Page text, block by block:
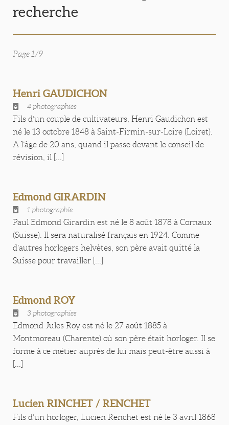
recherche
Page 1/9
Henri GAUDICHON
4 photographies
Fils d’un couple de cultivateurs, Henri Gaudichon est
né le 13 octobre 1848 à Saint-Firmin-sur-Loire (Loiret).
A l’âge de 20 ans, quand il passe devant le conseil de
révision, il [...]
Edmond GIRARDIN
1 photographie
Paul Edmond Girardin est né le 8 août 1878 à Cornaux
(Suisse). Il sera naturalisé français en 1924. Comme
d’autres horlogers helvètes, son père avait quitté la
Suisse pour travailler [...]
Edmond ROY
3 photographies
Edmond Jules Roy est né le 27 août 1885 à
Montmoreau (Charente) où son père était horloger. Il se
forme à ce métier auprès de lui mais peut-être aussi à
Lucien RINCHET / RENCHET
Fils d’un horloger, Lucien Renchet est né le 3 avril 1868